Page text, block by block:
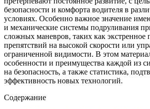
безопасности и комфорта водителя в
условиях. Особенно важное значение
и механические системы подруливания
сложных маневров, таких как экстренное
препятствий на высокой скорости или
ограниченной видимости. В этом
особенности и преимущества каждой из
на безопасность, а также статистика,
эффективность новых технологий.
Содержание